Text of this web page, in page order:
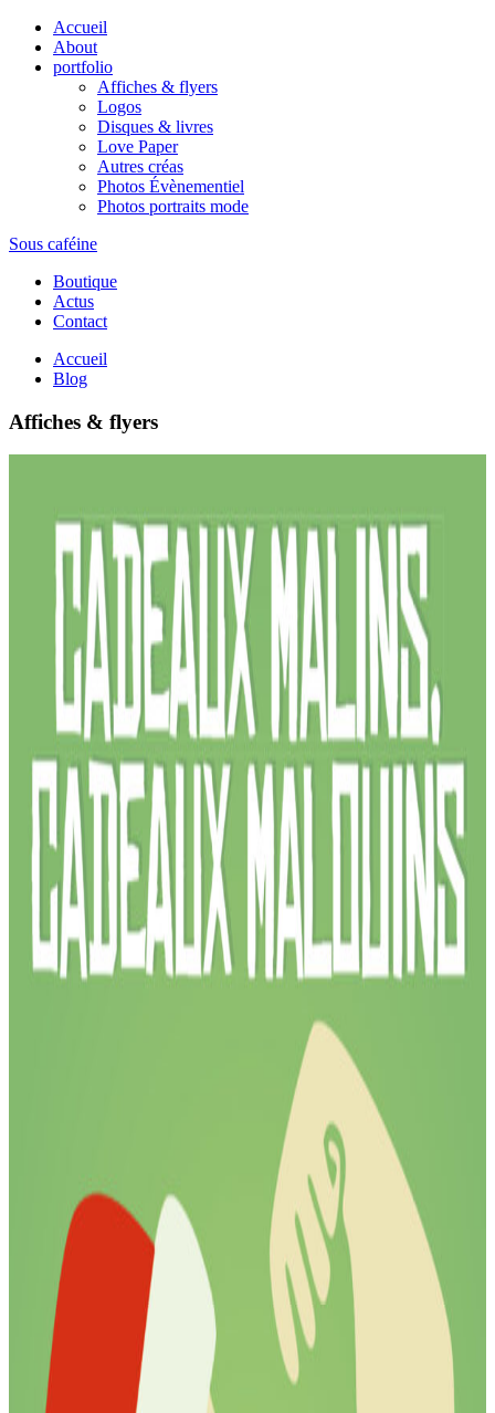
Accueil
About
portfolio
Affiches & flyers
Logos
Disques & livres
Love Paper
Autres créas
Photos Évènementiel
Photos portraits mode
Sous caféine
Boutique
Actus
Contact
Accueil
Blog
Affiches & flyers